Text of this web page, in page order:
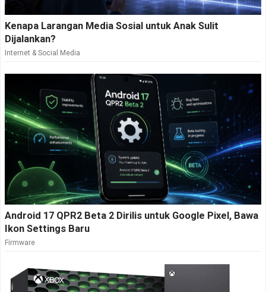
Kenapa Larangan Media Sosial untuk Anak Sulit
Dijalankan?
Internet & Social Media
Android 17 QPR2 Beta 2 Dirilis untuk Google Pixel, Bawa
Ikon Settings Baru
Firmware